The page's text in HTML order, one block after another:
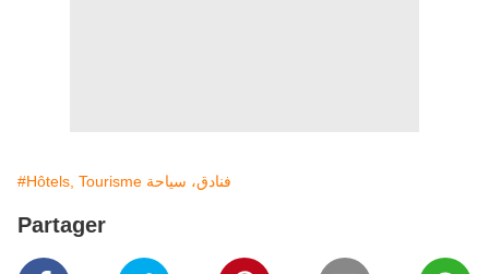
#Hôtels, Tourisme فنادق، سياحة
Partager